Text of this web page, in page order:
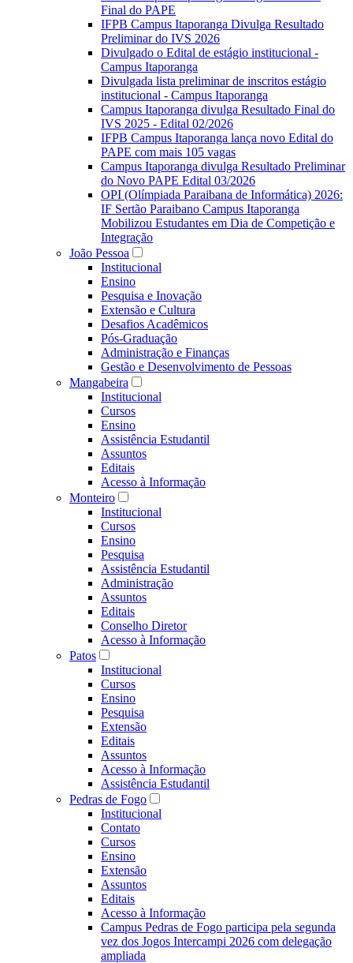
Final do PAPE
IFPB Campus Itaporanga Divulga Resultado
Preliminar do IVS 2026
Divulgado o Edital de estágio institucional -
Campus Itaporanga
Divulgada lista preliminar de inscritos estágio
institucional - Campus Itaporanga
Campus Itaporanga divulga Resultado Final do
IVS 2025 - Edital 02/2026
IFPB Campus Itaporanga lança novo Edital do
PAPE com mais 105 vagas
Campus Itaporanga divulga Resultado Preliminar
do Novo PAPE Edital 03/2026
OPI (Olímpiada Paraibana de Informática) 2026:
IF Sertão Paraibano Campus Itaporanga
Mobilizou Estudantes em Dia de Competição e
Integração
João Pessoa
Institucional
Ensino
Pesquisa e Inovação
Extensão e Cultura
Desafios Acadêmicos
Pós-Graduação
Administração e Finanças
Gestão e Desenvolvimento de Pessoas
Mangabeira
Institucional
Cursos
Ensino
Assistência Estudantil
Assuntos
Editais
Acesso à Informação
Monteiro
Institucional
Cursos
Ensino
Pesquisa
Assistência Estudantil
Administração
Assuntos
Editais
Conselho Diretor
Acesso à Informação
Patos
Institucional
Cursos
Ensino
Pesquisa
Extensão
Editais
Assuntos
Acesso à Informação
Assistência Estudantil
Pedras de Fogo
Institucional
Contato
Cursos
Ensino
Extensão
Assuntos
Editais
Acesso à Informação
Campus Pedras de Fogo participa pela segunda
vez dos Jogos Intercampi 2026 com delegação
ampliada